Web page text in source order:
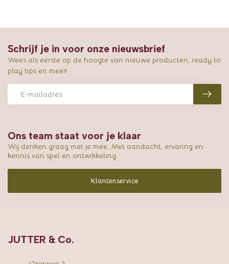
Ons team staat voor je klaar
Wij denken graag met je mee. Met aandacht, ervaring en
kennis van spel en ontwikkeling.
Klantenservice
Schrijf je in voor onze nieuwsbrief
Wees als eerste op de hoogte van nieuwe producten, ready to
play tips en meer!
JUTTER & Co.